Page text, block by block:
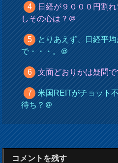
日経が９０００円割
しその心は？＠
とりあえず、日経平
で・・・。＠
文面どおりかは疑問
米国REITがチョット
待ち？＠
コメントを残す